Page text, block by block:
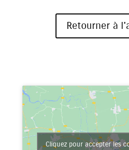
Retourner à
Cliquez pour accepter les